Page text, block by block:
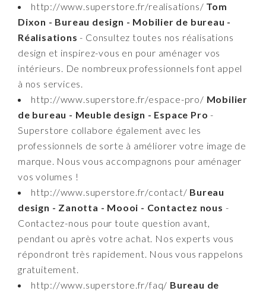
http://www.superstore.fr/realisations/ Tom
Dixon - Bureau design - Mobilier de bureau -
Réalisations - Consultez toutes nos réalisations
design et inspirez-vous en pour aménager vos
intérieurs. De nombreux professionnels font appel
à nos services.
http://www.superstore.fr/espace-pro/ Mobilier
de bureau - Meuble design - Espace Pro -
Superstore collabore également avec les
professionnels de sorte à améliorer votre image de
marque. Nous vous accompagnons pour aménager
vos volumes !
http://www.superstore.fr/contact/ Bureau
design - Zanotta - Moooi - Contactez nous -
Contactez-nous pour toute question avant,
pendant ou après votre achat. Nos experts vous
répondront très rapidement. Nous vous rappelons
gratuitement.
http://www.superstore.fr/faq/ Bureau de